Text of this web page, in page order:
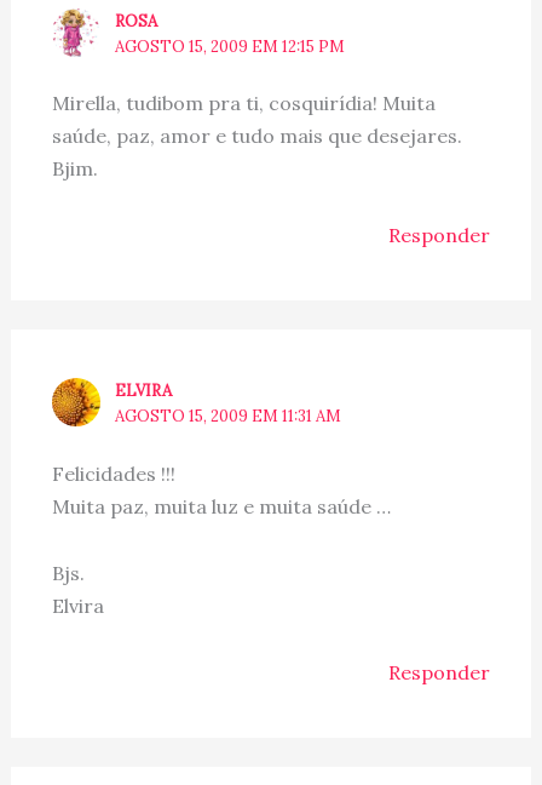
ROSA
AGOSTO 15, 2009 EM 12:15 PM
Mirella, tudibom pra ti, cosquirídia! Muita
saúde, paz, amor e tudo mais que desejares.
Bjim.
Responder
ELVIRA
AGOSTO 15, 2009 EM 11:31 AM
Felicidades !!!
Muita paz, muita luz e muita saúde …
Bjs.
Elvira
Responder